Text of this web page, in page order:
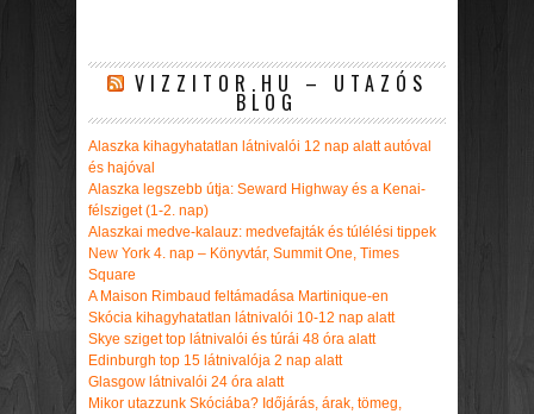
VIZZITOR.HU – UTAZÓS
BLOG
Alaszka kihagyhatatlan látnivalói 12 nap alatt autóval
és hajóval
Alaszka legszebb útja: Seward Highway és a Kenai-
félsziget (1-2. nap)
Alaszkai medve-kalauz: medvefajták és túlélési tippek
New York 4. nap – Könyvtár, Summit One, Times
Square
A Maison Rimbaud feltámadása Martinique-en
Skócia kihagyhatatlan látnivalói 10-12 nap alatt
Skye sziget top látnivalói és túrái 48 óra alatt
Edinburgh top 15 látnivalója 2 nap alatt
Glasgow látnivalói 24 óra alatt
Mikor utazzunk Skóciába? Időjárás, árak, tömeg,